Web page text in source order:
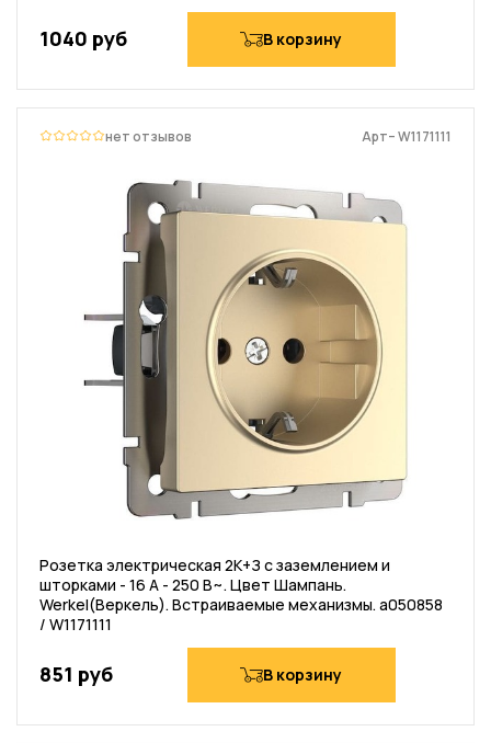
1040 руб В корзину
нет отзывов Арт– W1171111
Розетка электрическая 2К+З с заземлением и
шторками - 16 А - 250 В~. Цвет Шампань.
Werkel(Веркель). Встраиваемые механизмы. a050858
/ W1171111
851 руб В корзину